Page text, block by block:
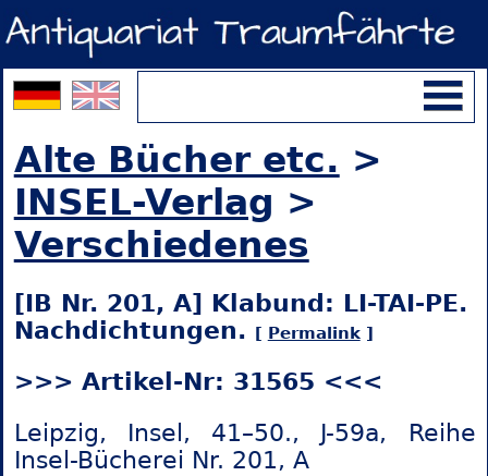
Alte Bücher etc. >
INSEL-Verlag >
Verschiedenes
[IB Nr. 201, A] Klabund: LI-TAI-PE.
Nachdichtungen. [ Permalink]
>>> Artikel-Nr: 31565 <<<
Leipzig, Insel, 41–50., J-59a, Reihe
Insel-Bücherei Nr. 201, A